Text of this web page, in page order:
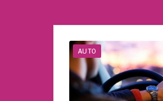
AUTO